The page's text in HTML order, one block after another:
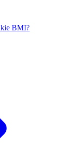
BMI?